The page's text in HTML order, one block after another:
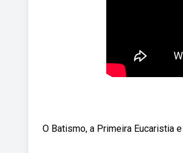
O Batismo, a Primeira Eucaristia